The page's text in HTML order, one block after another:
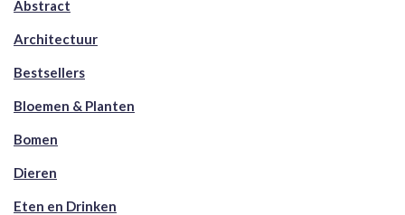
Abstract
Architectuur
Bestsellers
Bloemen & Planten
Bomen
Dieren
Eten en Drinken